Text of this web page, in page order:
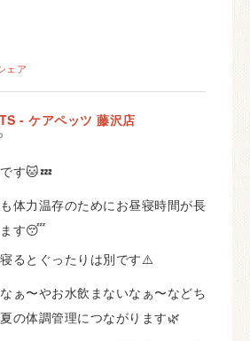
ェア
- ケアペッツ 藤沢店
す🐱💤
体力温存のためにお昼寝時間が長
ます😴
るとぐったりは別です⚠️
ぁ〜やお水飲まないなぁ〜などち
の体調管理につながります🌿